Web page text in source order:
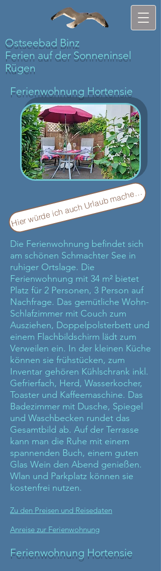
Ostseebad Binz
Ferien auf der Sonneninsel
Rügen
Ferienwohnung Hortensie
Hier würde ich auch Urlaub machen ....
Die Ferienwohnung befindet sich
am schönen Schmachter See in
ruhiger Ortslage. Die
Ferienwohnung mit 34 m² bietet
Platz für 2 Personen, 3 Person auf
Nachfrage. Das gemütliche Wohn-
Schlafzimmer mit Couch zum
Ausziehen, Doppelpolsterbett und
einem Flachbildschirm lädt zum
Verweilen ein. In der kleinen Küche
können sie frühstücken, zum
Inventar gehören Kühlschrank inkl.
Gefrierfach, Herd, Wasserkocher,
Toaster und Kaffeemaschine. Das
Badezimmer mit Dusche, Spiegel
und Waschbecken rundet das
Gesamtbild ab. Auf der Terrasse
kann man die Ruhe mit einem
spannenden Buch, einem guten
Glas Wein den Abend genießen.
Wlan und Parkplatz können sie
kostenfrei nutzen.
Zu den Preisen und Reisedaten
Anreise zur Ferienwohnung
Ferienwohnung Hortensie